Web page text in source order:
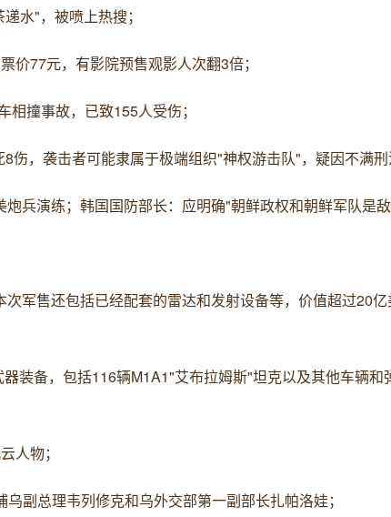
水"，被喷上热搜；
价77元，有影院预售观影人次翻3倍；
撞事故，已致155人受伤；
伤，袭击者可能隶属于极端组织"神权游击队"，疑因不满
兵演练；韩国国防部长：应明确"朝鲜政权和朝鲜军队是
军售还包括已经配套的雷达和发射设备等，价值超过20
装备，包括116辆M1A1"艾布拉姆斯"坦克以及其他车辆和
人物；
副总理韦列修克和乌外交部第一副部长扎帕洛娃；